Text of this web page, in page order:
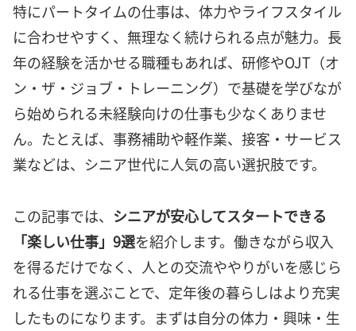
特にパートタイムの仕事は、体力やライフスタイル
に合わせやすく、無理なく続けられる点が魅力。長
年の経験を活かせる職種もあれば、研修やOJT（オ
ン・ザ・ジョブ・トレーニング）で基礎を学びなが
ら始められる未経験向けの仕事も少なくありませ
ん。たとえば、事務補助や軽作業、接客・サービス
業などは、シニア世代に人気の高い選択肢です。
この記事では、 シニアが安心してスタートできる
「楽しい仕事」9選を紹介します。働きながら収入
を得るだけでなく、人との交流ややりがいを感じら
れる仕事を選ぶことで、定年後の暮らしはより充実
したものになります。まずは自分の体力・興味・生